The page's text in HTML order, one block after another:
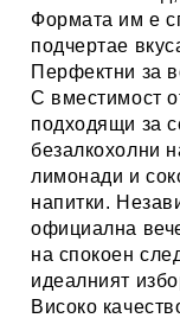
Формата им е
подчертае
Перфектни за
С вместимост
подходящи за
безалкохолни
лимонади и
напитки.
официална
на спокоен
идеалният
Високо